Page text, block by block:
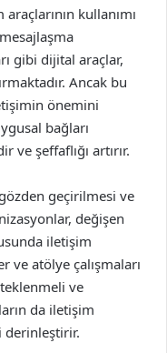
kullanımı
gibi dijital araçlar,
Ancak bu
önemini
bağları
ve şeffaflığı artırır.
geçirilmesi ve
değişen
iletişim
ve atölye çalışmaları
ve
da iletişim
derinleştirir.